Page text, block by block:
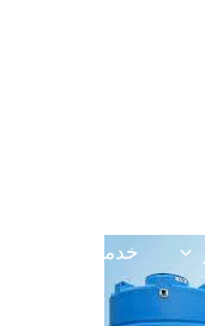
خدماتنا في الجبيل